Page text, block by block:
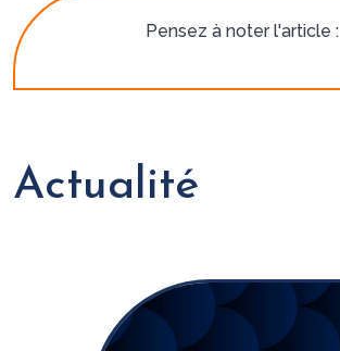
Pensez à noter l'article :
Actualité